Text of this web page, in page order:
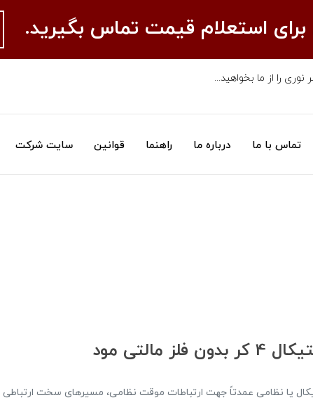
استعلام قیمت تماس بگیرید.
نوری را از ما بخواهید...
تماس با ما درباره ما راهنما قوانین سایت شرکت
فلز مالتی مود
یا نظامی عمدتاً جهت ارتباطات موقت نظامی، مسیرهای سخت ارتباطی